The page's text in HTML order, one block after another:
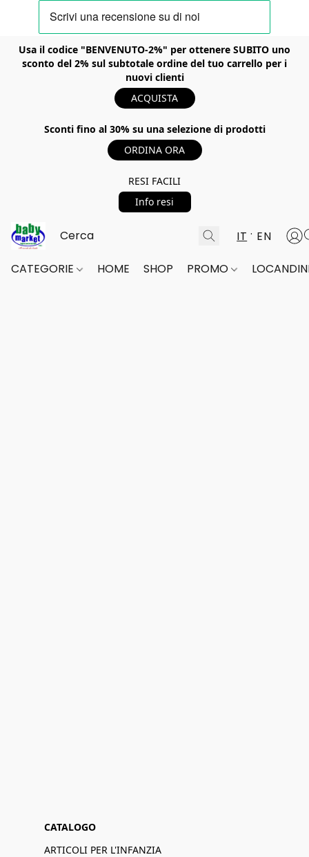
Usa il codice "BENVENUTO-2%" per ottenere SUBITO uno
sconto del 2% sul subtotale ordine del tuo carrello per i
nuovi clienti
ACQUISTA
Sconti fino al 30% su una selezione di prodotti
ORDINA ORA
RESI FACILI
Info resi
IT EN
CATEGORIE HOME SHOP PROMO
CATALOGO
ARTICOLI PER L'INFANZIA